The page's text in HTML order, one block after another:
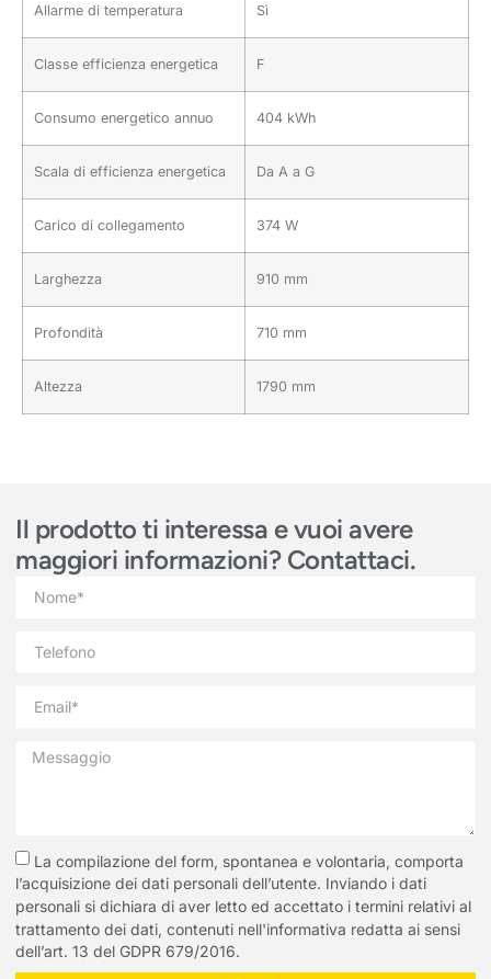
Allarme di temperatura Sì
Classe efficienza energetica F
Consumo energetico annuo 404 kWh
Scala di efficienza energetica Da A a G
Carico di collegamento 374 W
Larghezza 910 mm
Profondità 710 mm
Altezza 1790 mm
Il prodotto ti interessa e vuoi avere
maggiori informazioni? Contattaci.
La compilazione del form, spontanea e volontaria, comporta
l’acquisizione dei dati personali dell’utente. Inviando i dati
personali si dichiara di aver letto ed accettato i termini relativi al
trattamento dei dati, contenuti nell'informativa redatta ai sensi
dell’art. 13 del GDPR 679/2016.